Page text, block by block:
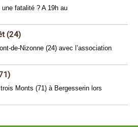
une fatalité ? A 19h au
(24)
de-Nizonne (24) avec l’association
Monts (71) à Bergesserin lors